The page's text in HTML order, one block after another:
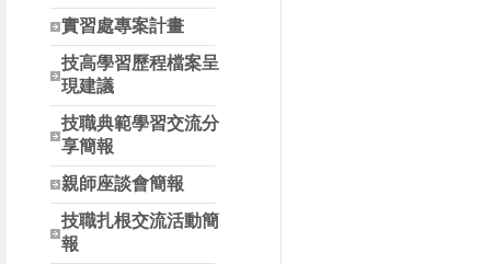
實習處專案計畫
技高學習歷程檔案呈
現建議
技職典範學習交流分
享簡報
親師座談會簡報
技職扎根交流活動簡
報